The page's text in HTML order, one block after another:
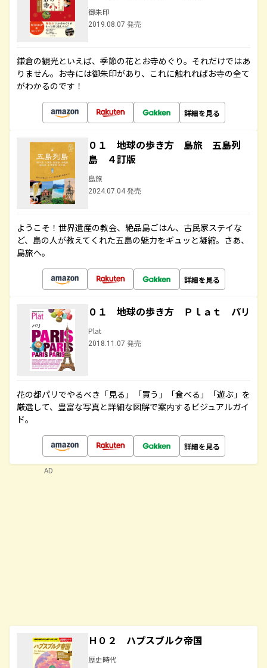
御朱印
2019.08.07 発売
鎌倉の観光といえば、季節の花とお寺めぐり。それだけではあ
りません。お寺には御朱印があり、これに触れればお寺の全て
がわかるのです！
詳細を見る
０１ 地球の歩き方 島旅 五島列
島 ４訂版
島旅
2024.07.04 発売
ようこそ！世界遺産の教会、絶品島ごはん、古民家ステイな
ど、島の人が教えてくれた五島の魅力をギュッと凝縮。さあ、
島旅へ。
詳細を見る
０１ 地球の歩き方 Ｐｌａｔ パリ
Plat
2018.11.07 発売
花の都パリでやるべき「見る」「買う」「食べる」「遊ぶ」を
厳選して、豊富な写真と詳細な図解で案内するビジュアルガイ
ド。
詳細を見る
Ｈ０２ ハプスブルク帝国
歴史時代
AD